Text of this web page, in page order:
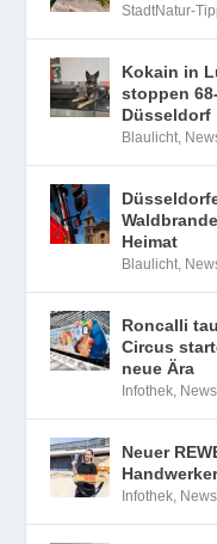
StadtNatur-
Kokain in
stoppen
Düsseldorf
Blaulicht,
Heimat
Blaulicht,
Roncalli
Circus
neue Ära
Infothek,
Neuer
Infothek,